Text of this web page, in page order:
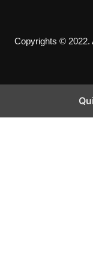
Copyrights © 2022.